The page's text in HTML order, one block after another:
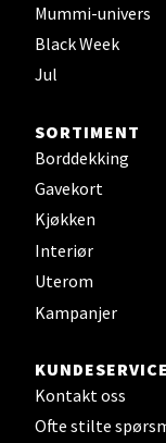
Mummi-univers
Black Week
Jul
SORTIMENT
Borddekking
Gavekort
Kjøkken
Interiør
Uterom
Kampanjer
KUNDESERVICE
Kontakt oss
Ofte stilte
Steinkjer
Sjøfartsgata
Åpent i dag
Leirvik -